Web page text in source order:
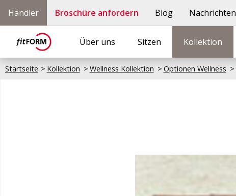
Händler Broschüre anfordern Blog Nachrichten
Über uns Sitzen Kollektion
Startseite Kollektion Wellness Kollektion Optionen Wellness